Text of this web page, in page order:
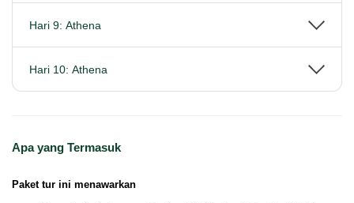
Hari 9: Athena
Hari 10: Athena
Apa yang Termasuk
Paket tur ini menawarkan